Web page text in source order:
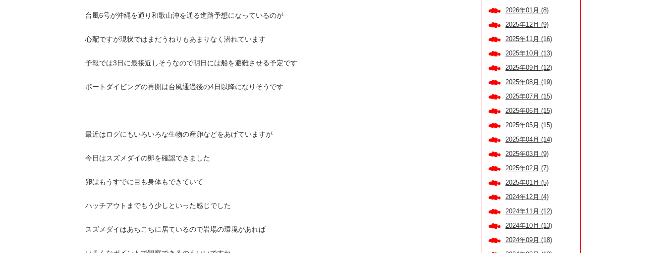
台風6号が沖縄を通り和歌山沖を通る進路予想になっているのが
心配ですが現状ではまだうねりもあまりなく潜れています
予報では3日に最接近しそうなので明日には船を避難させる予定です
ボートダイビングの再開は台風通過後の4日以降になりそうです
最近はログにもいろいろな生物の産卵などをあげていますが
今日はスズメダイの卵を確認できました
卵はもうすでに目も身体もできていて
ハッチアウトまでもう少しといった感じでした
スズメダイはあちこちに居ているので岩場の環境があれば
2026年01月 (8)
2025年12月 (9)
2025年11月 (16)
2025年10月 (13)
2025年09月 (12)
2025年08月 (19)
2025年07月 (15)
2025年06月 (15)
2025年05月 (15)
2025年04月 (14)
2025年03月 (9)
2025年02月 (7)
2025年01月 (5)
2024年12月 (4)
2024年11月 (12)
2024年10月 (13)
2024年09月 (18)